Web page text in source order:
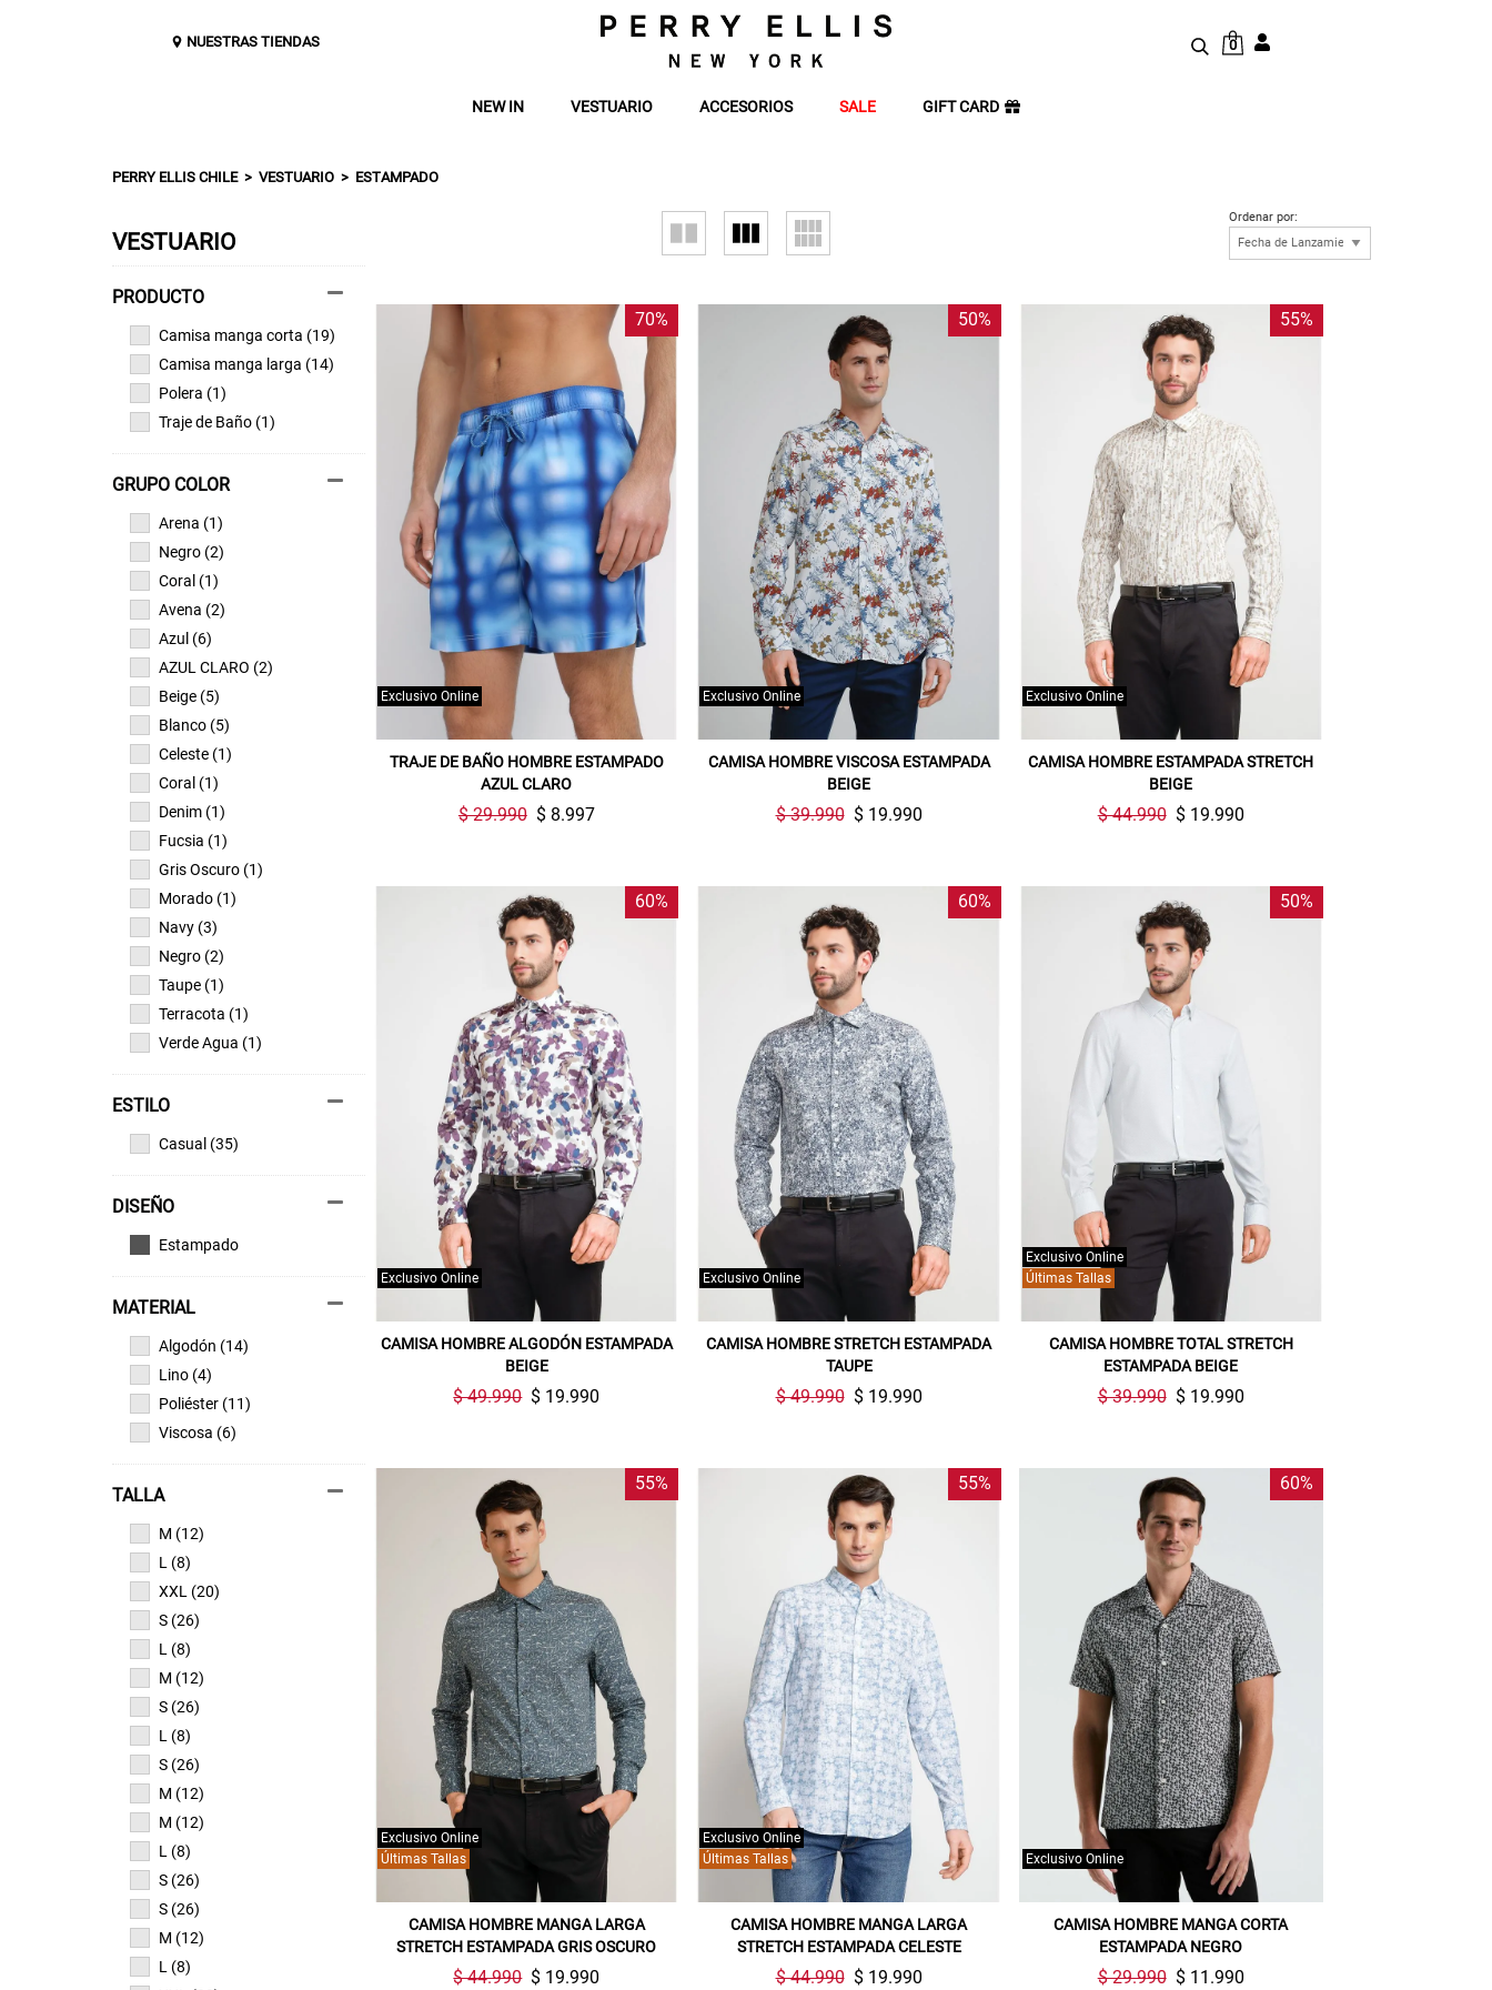
NUESTRAS TIENDAS 0
NEW IN VESTUARIO ACCESORIOS SALE GIFT CARD
PERRY ELLIS CHILE VESTUARIO ESTAMPADO
VESTUARIO
Camisa manga corta (19)
Camisa manga larga (14)
Polera (1)
Traje de Baño (1)
GRUPO COLOR
Arena (1)
Negro (2)
Coral (1)
Avena (2)
Azul (6)
AZUL CLARO (2)
Beige (5)
Blanco (5)
Celeste (1)
Coral (1)
Denim (1)
Fucsia (1)
Gris Oscuro (1)
Morado (1)
Navy (3)
Negro (2)
Taupe (1)
Terracota (1)
Verde Agua (1)
ESTILO
Casual (35)
DISEÑO
Estampado
MATERIAL
Algodón (14)
Lino (4)
Poliéster (11)
Viscosa (6)
TALLA
M (12)
L (8)
XXL (20)
S (26)
L (8)
M (12)
S (26)
L (8)
S (26)
M (12)
M (12)
L (8)
S (26)
S (26)
M (12)
L (8)
Ordenar por:
70%
Exclusivo Online
TRAJE DE BAÑO HOMBRE ESTAMPADO
AZUL CLARO
$ 29.990 $ 8.997
50%
Exclusivo Online
CAMISA HOMBRE VISCOSA ESTAMPADA
BEIGE
$ 39.990 $ 19.990
55%
Exclusivo Online
CAMISA HOMBRE ESTAMPADA STRETCH
BEIGE
$ 44.990 $ 19.990
60%
Exclusivo Online
CAMISA HOMBRE ALGODÓN ESTAMPADA
BEIGE
$ 49.990 $ 19.990
60%
Exclusivo Online
CAMISA HOMBRE STRETCH ESTAMPADA
TAUPE
$ 49.990 $ 19.990
50%
Últimas Tallas
Exclusivo Online
CAMISA HOMBRE TOTAL STRETCH
ESTAMPADA BEIGE
$ 39.990 $ 19.990
55%
Últimas Tallas
Exclusivo Online
CAMISA HOMBRE MANGA LARGA
STRETCH ESTAMPADA GRIS OSCURO
$ 44.990 $ 19.990
55%
Últimas Tallas
Exclusivo Online
CAMISA HOMBRE MANGA LARGA
STRETCH ESTAMPADA CELESTE
$ 44.990 $ 19.990
60%
Exclusivo Online
CAMISA HOMBRE MANGA CORTA
ESTAMPADA NEGRO
$ 29.990 $ 11.990